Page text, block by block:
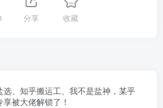
分享 收藏
选、知乎搬运工、我不是盐神，某乎
享被大佬解锁了！